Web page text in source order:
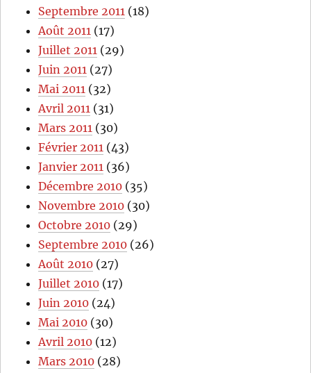
Septembre 2011 (18)
Août 2011 (17)
Juillet 2011 (29)
Juin 2011 (27)
Mai 2011 (32)
Avril 2011 (31)
Mars 2011 (30)
Février 2011 (43)
Janvier 2011 (36)
Décembre 2010 (35)
Novembre 2010 (30)
Octobre 2010 (29)
Septembre 2010 (26)
Août 2010 (27)
Juillet 2010 (17)
Juin 2010 (24)
Mai 2010 (30)
Avril 2010 (12)
Mars 2010 (28)